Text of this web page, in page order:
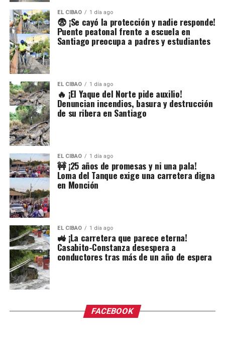
EL CIBAO 1 día ago
😨 ¡Se cayó la protección y nadie responde!
Puente peatonal frente a escuela en
Santiago preocupa a padres y estudiantes
EL CIBAO 1 día ago
🔥 ¡El Yaque del Norte pide auxilio!
Denuncian incendios, basura y destrucción
de su ribera en Santiago
EL CIBAO 1 día ago
🚧 ¡25 años de promesas y ni una pala!
Loma del Tanque exige una carretera digna
en Monción
EL CIBAO 1 día ago
🚜 ¡La carretera que parece eterna!
Casabito-Constanza desespera a
conductores tras más de un año de espera
FACEBOOK